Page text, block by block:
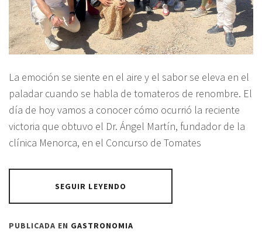
La emoción se siente en el aire y el sabor se eleva en el
paladar cuando se habla de tomateros de renombre. El
día de hoy vamos a conocer cómo ocurrió la reciente
victoria que obtuvo el Dr. Ángel Martín, fundador de la
clínica Menorca, en el Concurso de Tomates
SEGUIR LEYENDO
PUBLICADA EN GASTRONOMIA